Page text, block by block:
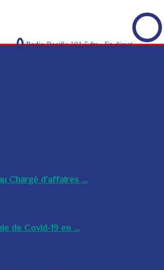
Radio Pacific 101.5 fm - En direct
Chargé d’affaires ...
de Covid-19 en ...